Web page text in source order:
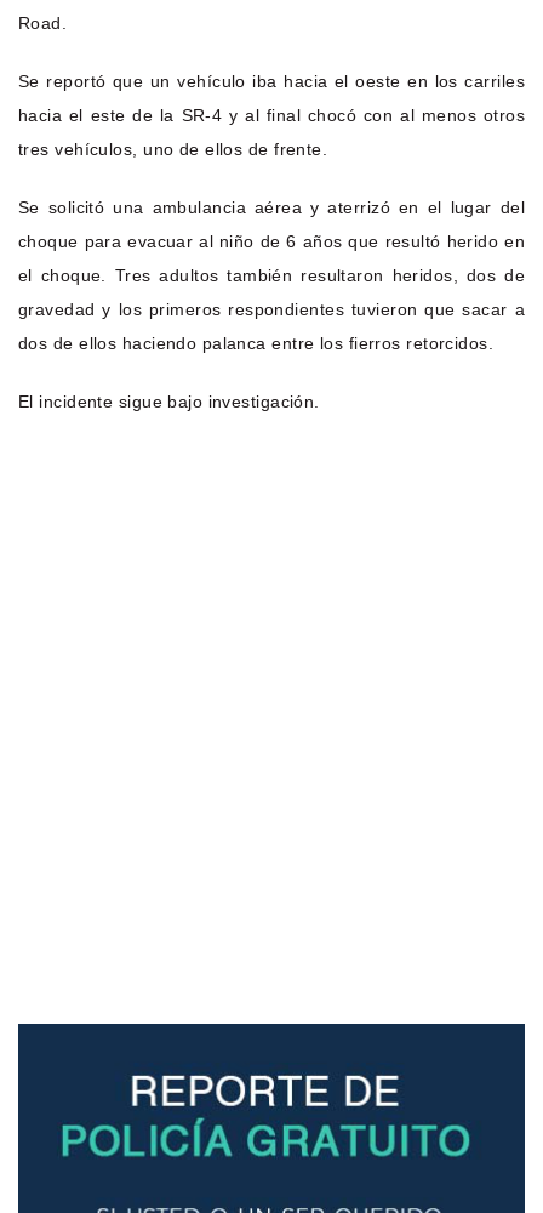
Road.
Se reportó que un vehículo iba hacia el oeste en los carriles
hacia el este de la SR-4 y al final chocó con al menos otros
tres vehículos, uno de ellos de frente.
Se solicitó una ambulancia aérea y aterrizó en el lugar del
choque para evacuar al niño de 6 años que resultó herido en
el choque. Tres adultos también resultaron heridos, dos de
gravedad y los primeros respondientes tuvieron que sacar a
dos de ellos haciendo palanca entre los fierros retorcidos.
El incidente sigue bajo investigación.